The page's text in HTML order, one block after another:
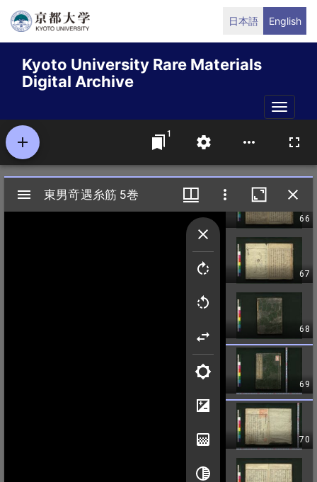
Skip
content
日本語 English
Kyoto University Rare Materials
Digital Archive
Toggle